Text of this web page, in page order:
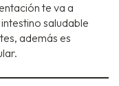
te va a
saludable
además es